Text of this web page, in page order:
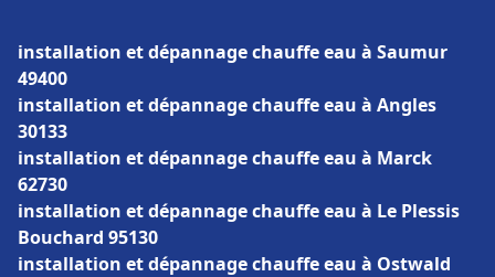
installation et dépannage chauffe eau à Saumur
49400
installation et dépannage chauffe eau à Angles
30133
installation et dépannage chauffe eau à Marck
62730
installation et dépannage chauffe eau à Le Plessis
Bouchard 95130
installation et dépannage chauffe eau à Ostwald